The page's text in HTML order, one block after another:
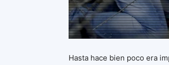
Hasta hace bien poco era